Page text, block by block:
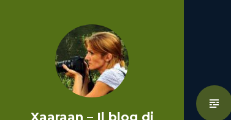
Xaaraan – Il blog di